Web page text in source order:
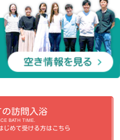
の訪問入浴
BATH TIME.
じめて受ける方はこちら